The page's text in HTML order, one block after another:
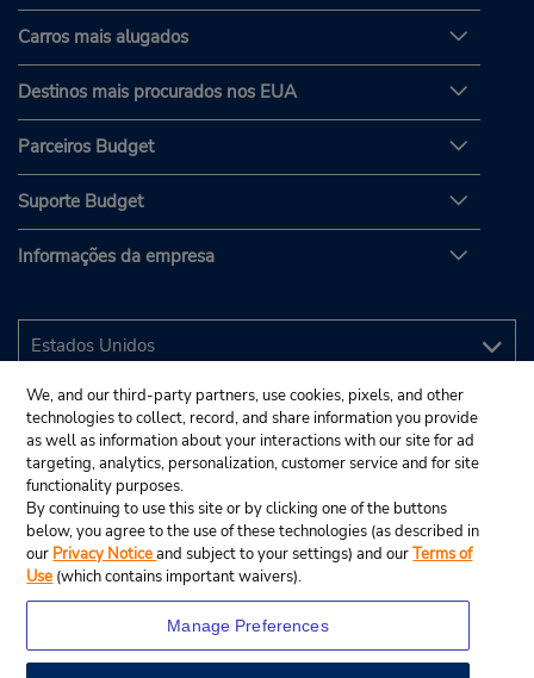
Carros mais alugados
Destinos mais procurados nos EUA
Parceiros Budget
Suporte Budget
Informações da empresa
We, and our third-party partners, use cookies, pixels, and other
technologies to collect, record, and share information you provide
as well as information about your interactions with our site for ad
targeting, analytics, personalization, customer service and for site
functionality purposes.
By continuing to use this site or by clicking one of the buttons
below, you agree to the use of these technologies (as described in
our Privacy Noticeand subject to your settings) and ourTerms of
Use (which contains important waivers).
Manage Preferences